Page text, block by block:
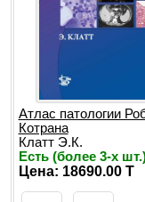
Атлас патологии
Котрана
Клатт Э.К.
Есть (более 3-х
Цена: 18690.00 T